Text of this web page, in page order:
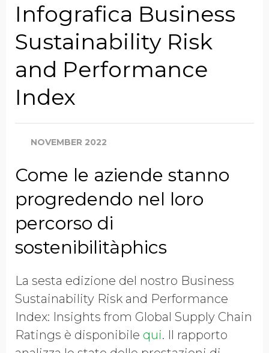
Infografica Business
Sustainability Risk
and Performance
Index
NOVEMBER 2022
Come le aziende stanno
progredendo nel loro
percorso di
sostenibilitàphics
La sesta edizione del nostro Business
Sustainability Risk and Performance
Index: Insights from Global Supply Chain
Ratings è disponibile qui. Il rapporto